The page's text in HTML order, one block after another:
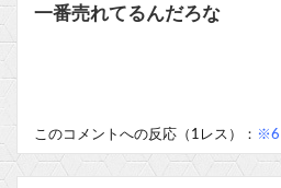
一番売れてるんだろな
このコメントへの反応（1レス）： ※6